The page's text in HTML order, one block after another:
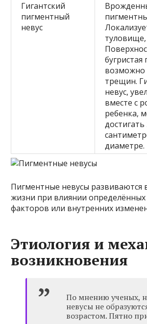
Гигантский
пигментный
невус
туловище,
бугристая
возможно
трещин.
невус,
вместе с
ребенка,
достигать
диаметре.
Пигментные невусы развиваются
жизни при влиянии
факторов или внутренних
Этиология и
возникновения
По мнению ученых,
невусы не
возрастом. Пятно